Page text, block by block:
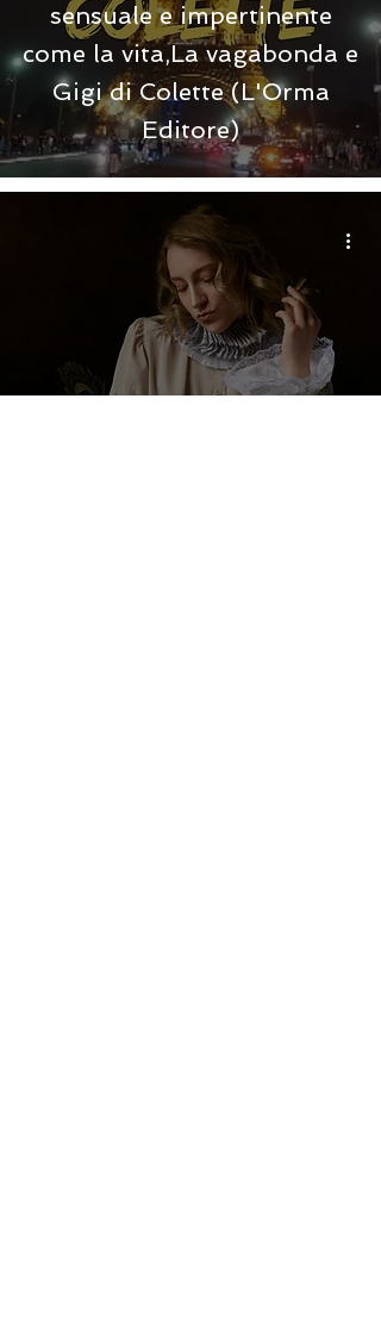
sensuale e impertinente
come la vita,La vagabonda e
Gigi di Colette (L'Orma
Editore)